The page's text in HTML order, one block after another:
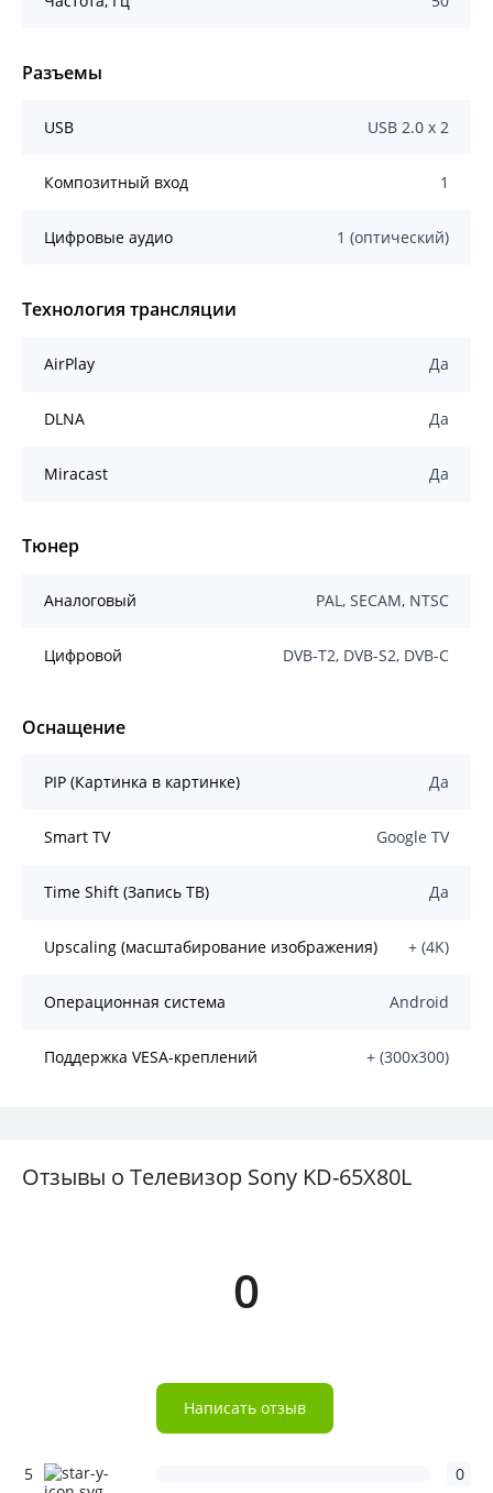
Разъемы
USB USB 2.0 х 2
Композитный вход 1
Цифровые аудио 1 (оптический)
Технология трансляции
AirPlay Да
DLNA Да
Miracast Да
Тюнер
Аналоговый PAL, SECAM, NTSC
Цифровой DVB-T2, DVB-S2, DVB-C
Оснащение
PIP (Картинка в картинке) Да
Smart TV Google TV
Time Shift (Запись ТВ) Да
Upscaling (масштабирование изображения) + (4K)
Операционная система Android
Поддержка VESA-креплений + (300х300)
Отзывы о Телевизор Sony KD-65X80L
0
Написать отзыв
5
0